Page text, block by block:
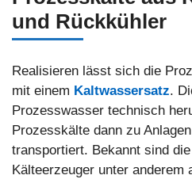
und Rückkühler
Realisieren lässt sich die
mit einem Kaltwassersatz.
Prozesswasser technisch
Prozesskälte dann zu
transportiert. Bekannt sind
Kälteerzeuger unter anderem